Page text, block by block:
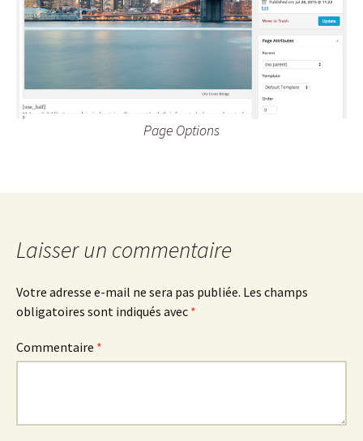
Page Options
Laisser un commentaire
Votre adresse e-mail ne sera pas publiée. Les champs
obligatoires sont indiqués avec *
Commentaire *